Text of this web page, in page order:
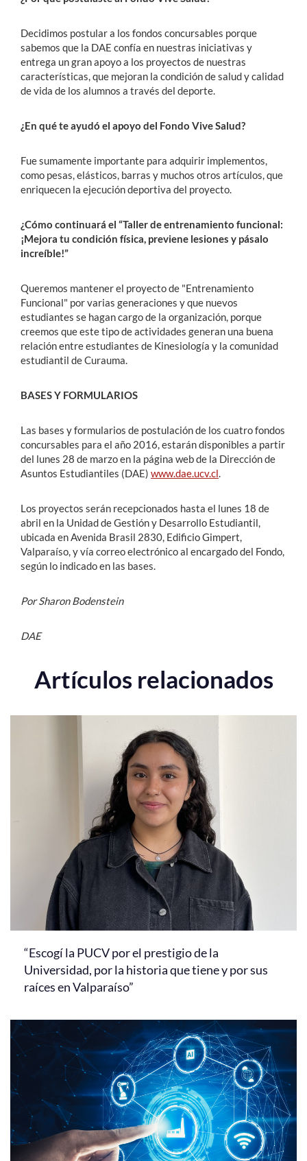
Decidimos postular a los fondos concursables porque
sabemos que la DAE confía en nuestras iniciativas y
entrega un gran apoyo a los proyectos de nuestras
características, que mejoran la condición de salud y calidad
de vida de los alumnos a través del deporte.
¿En qué te ayudó el apoyo del Fondo Vive Salud?
Fue sumamente importante para adquirir implementos,
como pesas, elásticos, barras y muchos otros artículos, que
enriquecen la ejecución deportiva del proyecto.
¿Cómo continuará el “Taller de entrenamiento funcional:
¡Mejora tu condición física, previene lesiones y pásalo
increíble!”
Queremos mantener el proyecto de "Entrenamiento
Funcional" por varias generaciones y que nuevos
estudiantes se hagan cargo de la organización, porque
creemos que este tipo de actividades generan una buena
relación entre estudiantes de Kinesiología y la comunidad
estudiantil de Curauma.
BASES Y FORMULARIOS
Las bases y formularios de postulación de los cuatro fondos
concursables para el año 2016, estarán disponibles a partir
del lunes 28 de marzo en la página web de la Dirección de
Asuntos Estudiantiles (DAE) www.dae.ucv.cl.
Los proyectos serán recepcionados hasta el lunes 18 de
abril en la Unidad de Gestión y Desarrollo Estudiantil,
ubicada en Avenida Brasil 2830, Edificio Gimpert,
Valparaíso, y vía correo electrónico al encargado del Fondo,
según lo indicado en las bases.
Por Sharon Bodenstein
DAE
Artículos relacionados
“Escogí la PUCV por el prestigio de la
Universidad, por la historia que tiene y por sus
raíces en Valparaíso”